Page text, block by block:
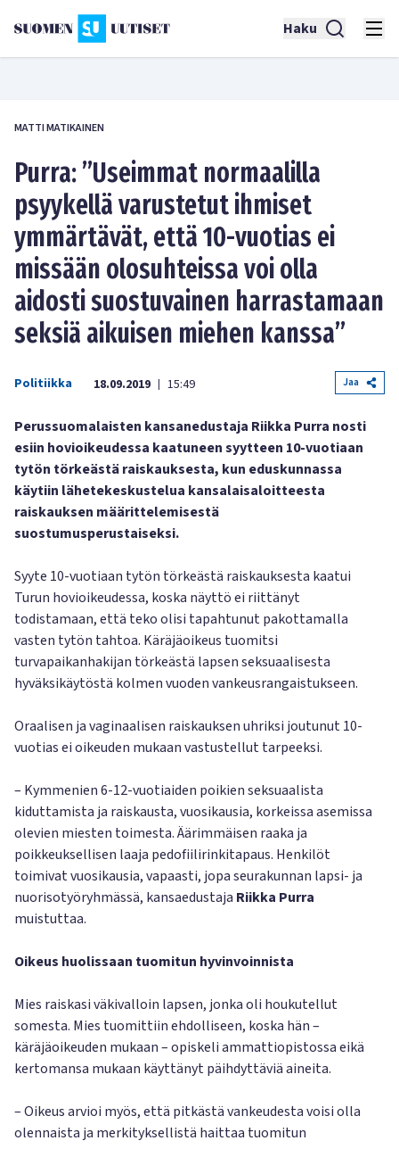
Haku
MATTI MATIKAINEN
Purra: ”Useimmat normaalilla
psyykellä varustetut ihmiset
ymmärtävät, että 10-vuotias ei
missään olosuhteissa voi olla
aidosti suostuvainen harrastamaan
seksiä aikuisen miehen kanssa”
Politiikka 18.09.2019 | 15:49 Jaa
Perussuomalaisten kansanedustaja Riikka Purra nosti
esiin hovioikeudessa kaatuneen syytteen 10-vuotiaan
tytön törkeästä raiskauksesta, kun eduskunnassa
käytiin lähetekeskustelua kansalaisaloitteesta
raiskauksen määrittelemisestä
suostumusperustaiseksi.
Syyte 10-vuotiaan tytön törkeästä raiskauksesta kaatui
Turun hovioikeudessa, koska näyttö ei riittänyt
todistamaan, että teko olisi tapahtunut pakottamalla
vasten tytön tahtoa. Käräjäoikeus tuomitsi
turvapaikanhakijan törkeästä lapsen seksuaalisesta
hyväksikäytöstä kolmen vuoden vankeusrangaistukseen.
Oraalisen ja vaginaalisen raiskauksen uhriksi joutunut 10-
vuotias ei oikeuden mukaan vastustellut tarpeeksi.
– Kymmenien 6-12-vuotiaiden poikien seksuaalista
kiduttamista ja raiskausta, vuosikausia, korkeissa asemissa
olevien miesten toimesta. Äärimmäisen raaka ja
poikkeuksellisen laaja pedofiilirinkitapaus. Henkilöt
toimivat vuosikausia, vapaasti, jopa seurakunnan lapsi- ja
nuorisotyöryhmässä, kansaedustaja Riikka Purra
muistuttaa.
Oikeus huolissaan tuomitun hyvinvoinnista
Mies raiskasi väkivalloin lapsen, jonka oli houkutellut
somesta. Mies tuomittiin ehdolliseen, koska hän –
käräjäoikeuden mukaan – opiskeli ammattiopistossa eikä
kertomansa mukaan käyttänyt päihdyttäviä aineita.
– Oikeus arvioi myös, että pitkästä vankeudesta voisi olla
olennaista ja merkityksellistä haittaa tuomitun